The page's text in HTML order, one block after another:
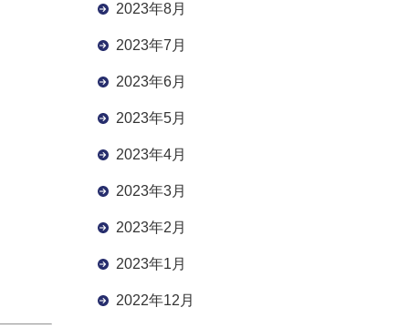
2023年8月
2023年7月
2023年6月
2023年5月
2023年4月
2023年3月
2023年2月
2023年1月
2022年12月